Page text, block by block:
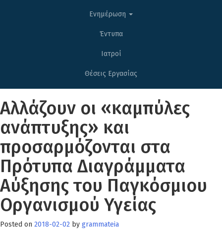
Ενημέρωση
Έντυπα
Ιατροί
Θέσεις Εργασίας
Αλλάζουν οι «καμπύλες
ανάπτυξης» και
προσαρμόζονται στα
Πρότυπα Διαγράμματα
Αύξησης του Παγκόσμιου
Οργανισμού Υγείας
Posted on 2018-02-02 by grammateia